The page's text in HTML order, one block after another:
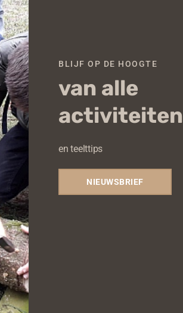
BLIJF OP DE HOOGTE
van alle
activiteiten
en teelttips
NIEUWSBRIEF